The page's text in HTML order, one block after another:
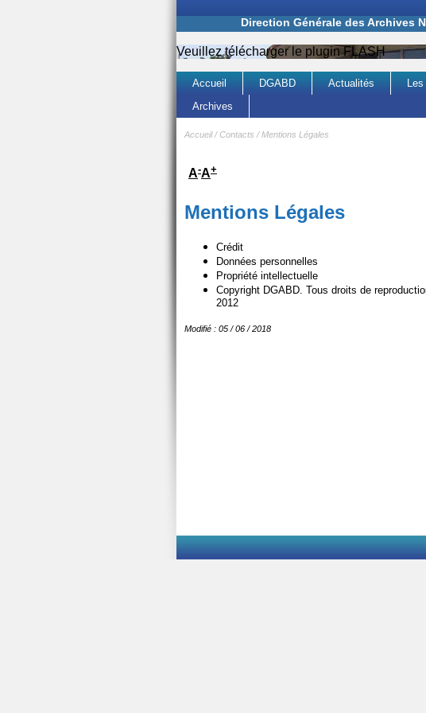
Direction Générale des Archives
Veuillez télécharger le plugin FLASH
Accueil DGABD Actualités
Archives
Accueil /Contacts /Mentions Légales
A-A+
Mentions Légales
Crédit
Données personnelles
Propriété intellectuelle
Copyright DGABD. Tous droits de
2012
Modifié : 05 / 06 / 2018